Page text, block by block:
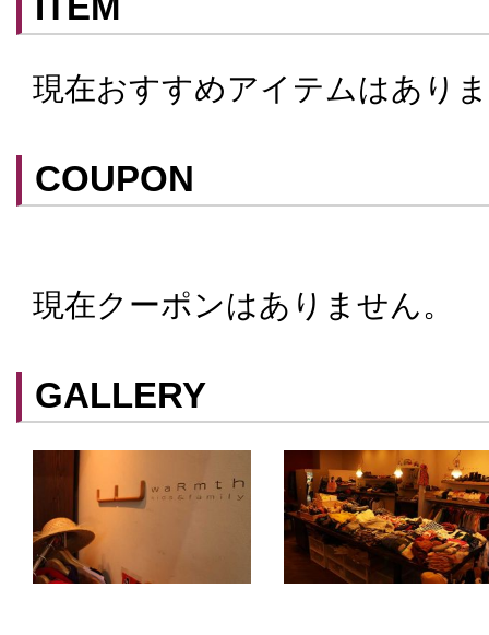
ITEM
現在おすすめアイテムはあり
COUPON
クーポンはスマートフォンに山口街中ア
てアプリ内のクーポン情報を提示する
ができます。
現在クーポンはありません。
GALLERY